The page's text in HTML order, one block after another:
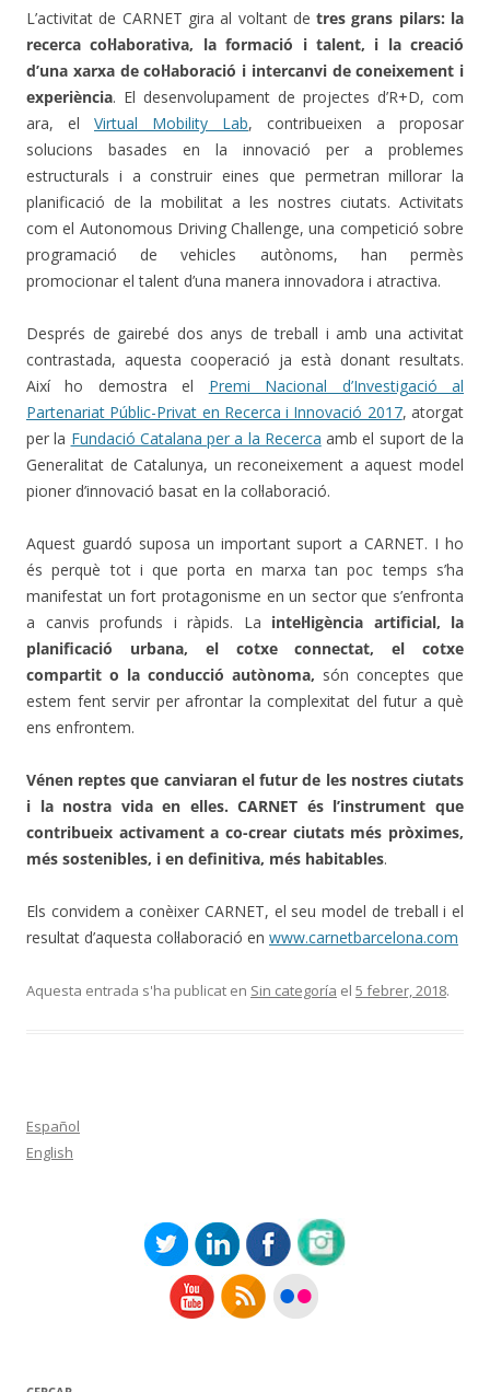
L’activitat de CARNET gira al voltant detres grans pilars: la
recerca col·laborativa, la formació i talent, i la creació
d’una xarxa de col·laboració i intercanvi de coneixement i
experiència. El desenvolupament de projectes d’R+D, com
ara, el Virtual Mobility Lab, contribueixen a proposar
solucions basades en la innovació per a problemes
estructurals i a construir eines que permetran millorar la
planificació de la mobilitat a les nostres ciutats. Activitats
com el Autonomous Driving Challenge, una competició sobre
programació de vehicles autònoms, han permès
promocionar el talent d’una manera innovadora i atractiva.
Després de gairebé dos anys de treball i amb una activitat
contrastada, aquesta cooperació ja està donant resultats.
Així ho demostra el Premi Nacional d’Investigació al
Partenariat Públic-Privat en Recerca i Innovació 2017, atorgat
per la Fundació Catalana per a la Recerca amb el suport de la
Generalitat de Catalunya, un reconeixement a aquest model
pioner d’innovació basat en la col·laboració.
Aquest guardó suposa un important suport a CARNET. I ho
és perquè tot i que porta en marxa tan poc temps s’ha
manifestat un fort protagonisme en un sector que s’enfronta
a canvis profunds i ràpids. La intel·ligència artificial, la
planificació urbana, el cotxe connectat, el cotxe
compartit o la conducció autònoma, són conceptes que
estem fent servir per afrontar la complexitat del futur a què
ens enfrontem.
Vénen reptes que canviaran el futur de les nostres ciutats
i la nostra vida en elles. CARNET és l’instrument que
contribueix activament a co-crear ciutats més pròximes,
més sostenibles, i en definitiva, més habitables.
Els convidem a conèixer CARNET, el seu model de treball i el
resultat d’aquesta col·laboració en www.carnetbarcelona.com
Aquesta entrada s'ha publicat en Sin categoría el 5 febrer, 2018.
Español
English